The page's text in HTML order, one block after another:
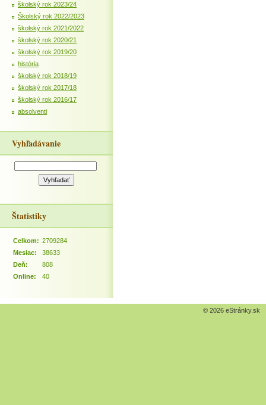
školský rok 2023/24
Školský rok 2022/2023
školský rok 2021/2022
školský rok 2020/21
školský rok 2019/20
história
školský rok 2018/19
školský rok 2017/18
školský rok 2016/17
absolventi
Vyhľadávanie
Štatistiky
Online: 40
Celkom: 2709284
Mesiac:
38633
Deň:
808
© 2026 eStránky.sk